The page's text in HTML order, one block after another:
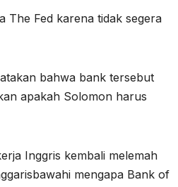
The Fed karena tidak segera
bahwa bank tersebut
apakah Solomon harus
Inggris kembali melemah
mengapa Bank of